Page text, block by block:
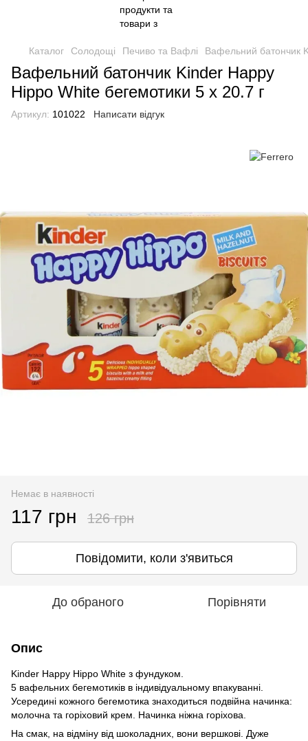
Каталог Солодощі Печиво та Вафлі Вафельний батончик
Вафельний батончик Kinder Happy
Hippo White бегемотики 5 х 20.7 г
Артикул: 101022 Написати відгук
Немає в наявності
117 грн 126 грн
Повідомити, коли з'явиться
До обраного Порівняти
Опис
Kinder Happy Hippo White з фундуком.
5 вафельних бегемотиків в індивідуальному впакуванні.
Усередині кожного бегемотика знаходиться подвійна начинка:
молочна та горіховий крем. Начинка ніжна горіхова.
На смак, на відміну від шоколадних, вони вершкові. Дуже